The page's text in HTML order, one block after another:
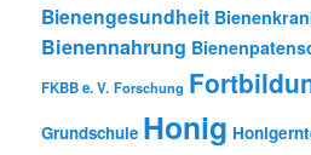
Bienengesundheit
Bienennahrung
FKBB e. V. Forschung
Grundschule Honig